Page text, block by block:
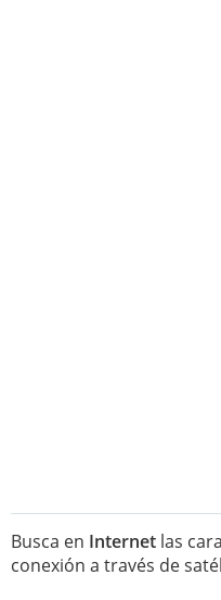
Busca en Internet las
conexión a través de